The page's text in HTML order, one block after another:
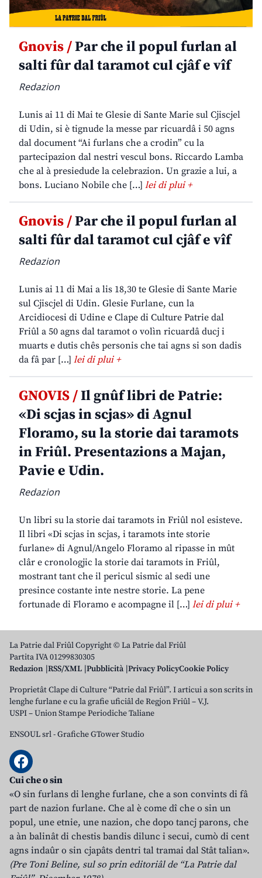
Gnovis /Par che il popul furlan al
salti fûr dal taramot cul cjâf e vîf
Redazion
Lunis ai 11 di Mai te Glesie di Sante Marie sul Cjiscjel
di Udin, si è tignude la messe par ricuardâ i 50 agns
dal document “Ai furlans che a crodin” cu la
partecipazion dal nestri vescul bons. Riccardo Lamba
che al à presiedude la celebrazion. Un grazie a lui, a
bons. Luciano Nobile che […] lei di plui +
Gnovis /Par che il popul furlan al
salti fûr dal taramot cul cjâf e vîf
Redazion
Lunis ai 11 di Mai a lis 18,30 te Glesie di Sante Marie
sul Cjiscjel di Udin. Glesie Furlane, cun la
Arcidiocesi di Udine e Clape di Culture Patrie dal
Friûl a 50 agns dal taramot o volìn ricuardâ ducj i
muarts e dutis chês personis che tai agns si son dadis
da fâ par […] lei di plui +
GNOVIS /Il gnûf libri de Patrie:
«Di scjas in scjas» di Agnul
Floramo, su la storie dai taramots
in Friûl. Presentazions a Majan,
Pavie e Udin.
Redazion
Un libri su la storie dai taramots in Friûl nol esisteve.
Il libri «Di scjas in scjas, i taramots inte storie
furlane» di Agnul/Angelo Floramo al ripasse in mût
clâr e cronologjic la storie dai taramots in Friûl,
mostrant tant che il pericul sismic al sedi une
presince costante inte nestre storie. La pene
fortunade di Floramo e acompagne il […] lei di plui +
La Patrie dal Friûl Copyright © La Patrie dal Friûl
Partita IVA 01299830305
Redazion RSS/XML Pubblicità Privacy PolicyCookie Policy
Proprietât Clape di Culture “Patrie dal Friûl”. I articui a son scrits in
lenghe furlane e cu la grafie uficiâl de Regjon Friûl – V.J.
USPI – Union Stampe Periodiche Taliane
ENSOUL srl-Grafiche GTower Studio
Cui che o sin
«O sin furlans di lenghe furlane, che a son convints di fâ
part de nazion furlane. Che al è come dî che o sin un
popul, une etnie, une nazion, che dopo tancj parons, che
a àn balinât di chestis bandis dilunc i secui, cumò di cent
agns indaûr o sin cjapâts dentri tal tramai dal Stât talian».
(Pre Toni Beline, sul so prin editoriâl de “La Patrie dal